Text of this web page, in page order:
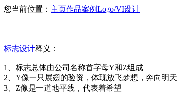
您当前位置： 主页作品案例Logo/VI设计
标志设计释义：
1、标志总体由公司名称首字母Y和Z组成
2、Y像一只展翅的验资，体现放飞梦想，奔向明天
3、Z像是一道地平线，代表着希望